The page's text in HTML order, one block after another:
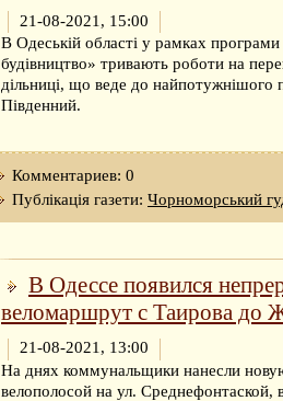
21-08-2021, 15:00
В Одеській області у рамках
будівництво» тривають роботи на
дільниці, що веде до найпотужнішого
Південний.
Комментариев: 0
Публікація газети: Чорноморський
В Одессе появился
веломаршрут с Таирова до
21-08-2021, 13:00
На днях коммунальщики нанесли
велополосой на ул. Среднефонтаской,